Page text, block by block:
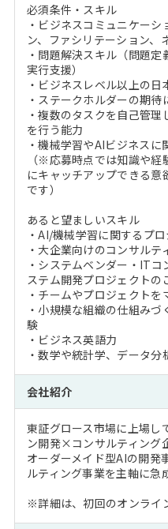
必須条件・スキル
・ビジネスコミュニケー
ン、ファシリテーション、
・問題解決スキル（問題定
実行支援）
・ビジネスレベル以上の日
・ステークホルダーの期
・複数のタスクを自己管
を行う能力
・機械学習やAIビジネスに
（※応募時点では知識や
にキャッチアップできる
です）
あると望ましいスキル
・AI/機械学習に関するプ
・大企業向けのコンサルテ
・システムベンダー・IT
ステム開発プロジェクトの
・チームやプロジェクト
・小規模な組織の仕組み
験
・ビジネス英語力
・数学や統計学、データ分
会社紹介
東証グロース市場に上場し
ン開発×コンサルティング
オーダーメイド型AIの開発
ルティング事業を主軸に急
※詳細は、初回のオンライ